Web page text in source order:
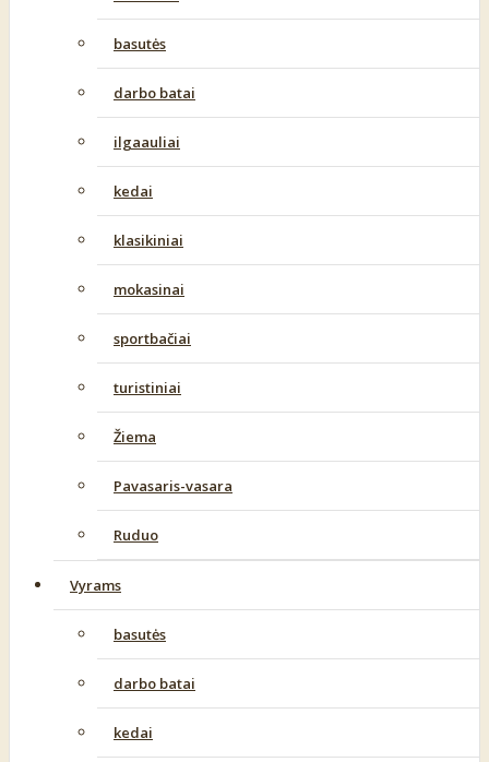
basutės
darbo batai
ilgaauliai
kedai
klasikiniai
mokasinai
sportbačiai
turistiniai
Žiema
Pavasaris-vasara
Ruduo
Vyrams
basutės
darbo batai
kedai